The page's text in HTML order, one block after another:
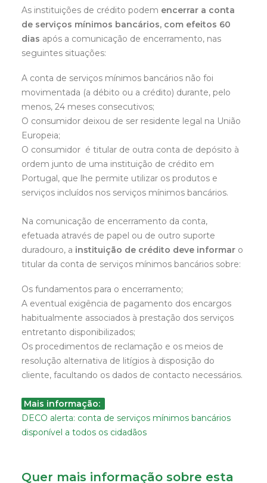
As instituições de crédito podem encerrar a conta
de serviços mínimos bancários, com efeitos 60
dias após a comunicação de encerramento, nas
seguintes situações:
A conta de serviços mínimos bancários não foi
movimentada (a débito ou a crédito) durante, pelo
menos, 24 meses consecutivos;
O consumidor deixou de ser residente legal na União
Europeia;
O consumidor é titular de outra conta de depósito à
ordem junto de uma instituição de crédito em
Portugal, que lhe permite utilizar os produtos e
serviços incluídos nos serviços mínimos bancários.
Na comunicação de encerramento da conta,
efetuada através de papel ou de outro suporte
duradouro, a instituição de crédito deve informar o
titular da conta de serviços mínimos bancários sobre:
Os fundamentos para o encerramento;
A eventual exigência de pagamento dos encargos
habitualmente associados à prestação dos serviços
entretanto disponibilizados;
Os procedimentos de reclamação e os meios de
resolução alternativa de litígios à disposição do
cliente, facultando os dados de contacto necessários.
Mais informação:
DECO alerta: conta de serviços mínimos bancários
disponível a todos os cidadãos
Quer mais informação sobre esta